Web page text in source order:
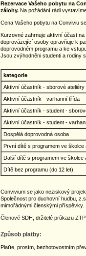
Rezervace Vašeho pobytu na
zálohy. Na požádání rádi
Cena Vašeho pobytu na Conviviu
Kurzovné zahrnuje aktivní účast
doprovázející osoby opravňuje k
doprovodném programu a ke
Jsou zvýhodněni studenti a rodiny
kategorie
Aktivní účastník - sborové ateliéry
Aktivní účastník - varhanní třída
Aktivní účastník - student -
Aktivní účastník - student -
Dospělá doprovodná osoba
První dítě s programem ve školce
Další dítě s programem ve školce
Dítě bez programu (do 12 let)
Convivium se jako neziskový
Společnost pro duchovní hudbu,
mimořádnými členskými příspěvky.
Členové SDH, držitelé průkazu
Způsob platby:
Plaťte, prosím, bezhotovostním